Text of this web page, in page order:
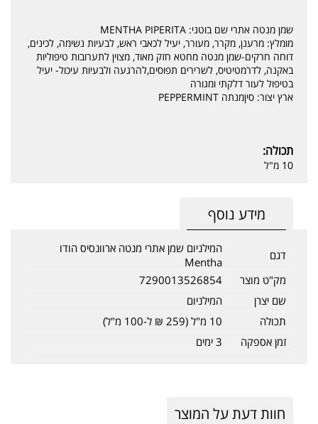
שמן מנטה אתרי שם בוטני: MENTHA PIPERITA
מומלץ: מרענן, מקרר, מעורר, יעיל לכאבי ראש, לבעיות נשימה, לכינים,
דוחה חרקים-שמן מנטה מחטא חזק מאוד, מצוין לתערובות טיפוליות
באקנה, לדרמטיטיס, לשרירים תפוסים,להרגעה ולבעיות עיכול- יעיל
בטיפול לעור דלקתי ומגורה
ארץ יצור: סיןמנתה PEPPERMINT
תכולה:
10 מ"ל
מידע נוסף
דגם
המילניום שמן אתרי מנטה ארוונסיס הודו
Mentha
מק"ט מוצר
7290013526854
שם יצרן
המילניום
תכולה
10 מ"ל (259 ₪ ל-100 מ"ל)
זמן אספקה
3 ימים
חוות דעת על המוצר